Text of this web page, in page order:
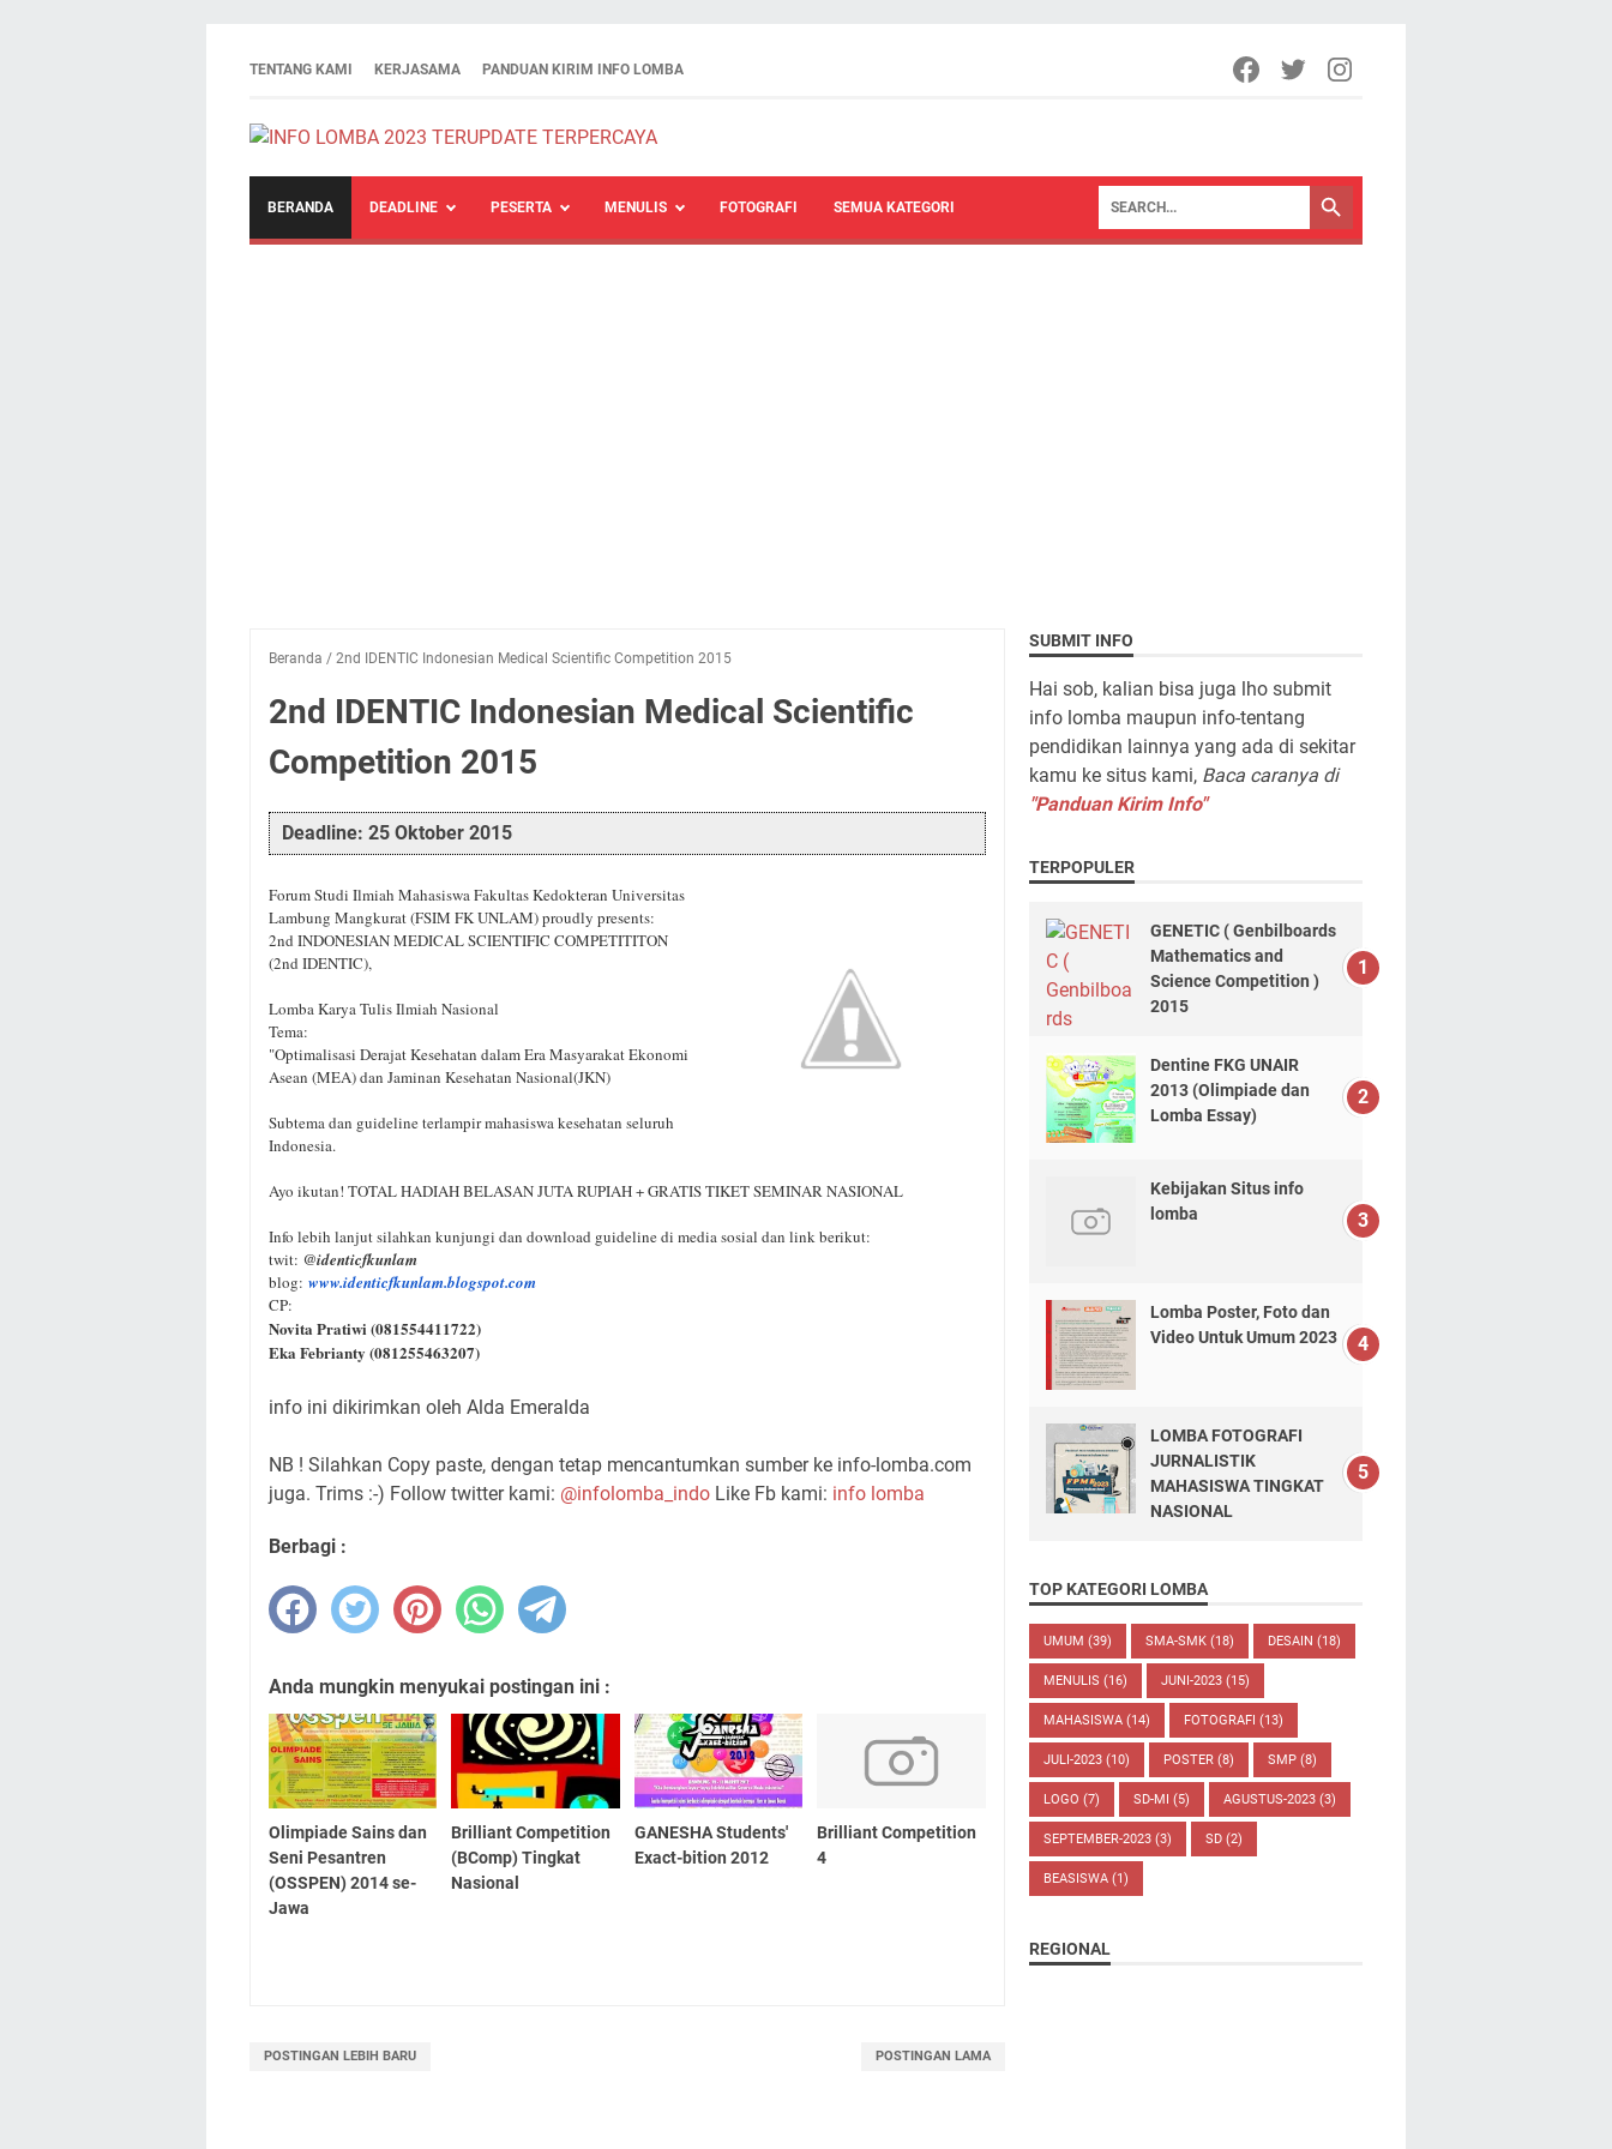
TENTANG KAMI KERJASAMA PANDUAN KIRIM INFO LOMBA
BERANDA DEADLINE PESERTA MENULIS FOTOGRAFI SEMUA KATEGORI
Beranda / 2nd IDENTIC Indonesian Medical Scientific Competition 2015
2nd IDENTIC Indonesian Medical Scientific
Competition 2015
Deadline: 25 Oktober 2015
Forum Studi Ilmiah Mahasiswa Fakultas Kedokteran Universitas
Lambung Mangkurat (FSIM FK UNLAM) proudly presents:
2nd INDONESIAN MEDICAL SCIENTIFIC COMPETITITON
(2nd IDENTIC),
Lomba Karya Tulis Ilmiah Nasional
Tema:
"Optimalisasi Derajat Kesehatan dalam Era Masyarakat Ekonomi
Asean (MEA) dan Jaminan Kesehatan Nasional(JKN)
Subtema dan guideline terlampir mahasiswa kesehatan seluruh
Indonesia.
Ayo ikutan! TOTAL HADIAH BELASAN JUTA RUPIAH + GRATIS TIKET SEMINAR NASIONAL
Info lebih lanjut silahkan kunjungi dan download guideline di media sosial dan link berikut:
twit: @identicfkunlam
blog: www.identicfkunlam.blogspot.com
CP:
Novita Pratiwi (081554411722)
Eka Febrianty (081255463207)
info ini dikirimkan oleh Alda Emeralda
NB ! Silahkan Copy paste, dengan tetap mencantumkan sumber ke info-lomba.com
juga. Trims :-) Follow twitter kami: @infolomba_indo Like Fb kami: info lomba
Berbagi :
Anda mungkin menyukai postingan ini :
Olimpiade Sains dan
Seni Pesantren
(OSSPEN) 2014 se-
Jawa
Brilliant Competition
(BComp) Tingkat
Nasional
GANESHA Students'
Exact-bition 2012
Brilliant Competition
4
POSTINGAN LEBIH BARU POSTINGAN LAMA
SUBMIT INFO
Hai sob, kalian bisa juga lho submit
info lomba maupun info-tentang
pendidikan lainnya yang ada di sekitar
kamu ke situs kami, Baca caranya di
"Panduan Kirim Info"
TERPOPULER
GENETIC ( Genbilboards
Mathematics and
Science Competition )
2015
Dentine FKG UNAIR
2013 (Olimpiade dan
Lomba Essay)
Kebijakan Situs info
lomba
Lomba Poster, Foto dan
Video Untuk Umum 2023
LOMBA FOTOGRAFI
JURNALISTIK
MAHASISWA TINGKAT
NASIONAL
TOP KATEGORI LOMBA
UMUM (39) SMA-SMK (18) DESAIN (18)
MENULIS (16) JUNI-2023 (15)
MAHASISWA (14) FOTOGRAFI (13)
JULI-2023 (10) POSTER (8) SMP (8)
LOGO (7) SD-MI (5) AGUSTUS-2023 (3)
SEPTEMBER-2023 (3) SD (2)
BEASISWA (1)
REGIONAL